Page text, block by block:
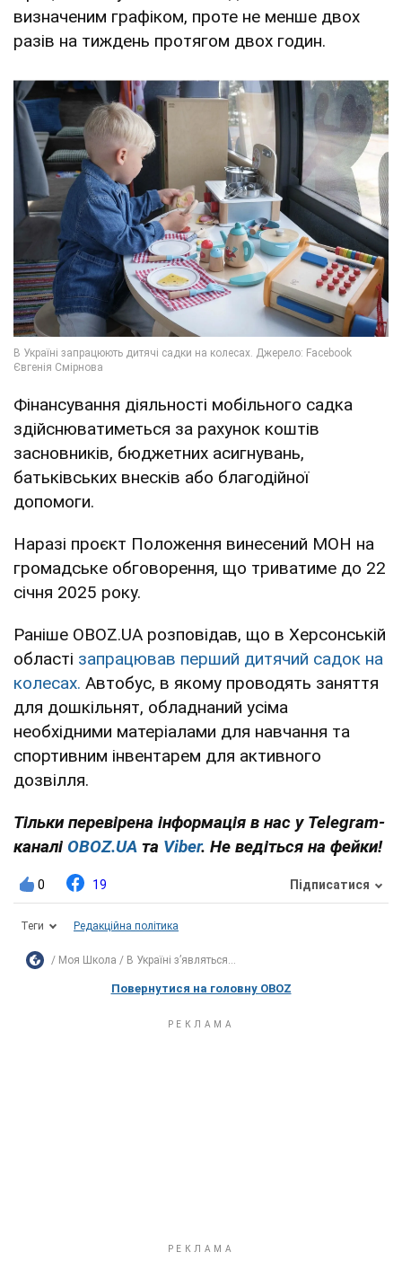
визначеним графіком, проте не менше двох
разів на тиждень протягом двох годин.
Фінансування діяльності мобільного садка
здійснюватиметься за рахунок коштів
засновників, бюджетних асигнувань,
батьківських внесків або благодійної
допомоги.
Наразі проєкт Положення винесений МОН на
громадське обговорення, що триватиме до 22
січня 2025 року.
Раніше OBOZ.UA розповідав, що в Херсонській
області запрацював перший дитячий садок на
колесах. Автобус, в якому проводять заняття
для дошкільнят, обладнаний усіма
необхідними матеріалами для навчання та
спортивним інвентарем для активного
дозвілля.
Тільки перевірена інформація в нас у Telegram-
каналі OBOZ.UA та Viber. Не ведіться на фейки!
0 19 Підписатися
Теги Редакційна політика
Моя Школа В Україні з’являться...
Повернутися на головну OBOZ